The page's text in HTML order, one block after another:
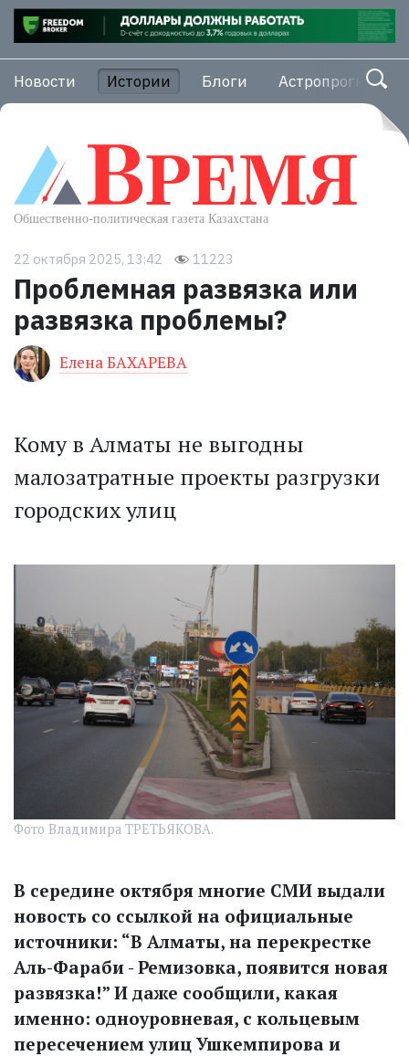
Новости Истории Блоги Астропрогноз
22 октября 2025, 13:42 11223
Проблемная развязка или
развязка проблемы?
Елена БАХАРЕВА
Кому в Алматы не выгодны
малозатратные проекты разгрузки
городских улиц
Фото Владимира ТРЕТЬЯКОВА.
В середине октября многие СМИ выдали
новость со ссылкой на официальные
источники: “В Алматы, на перекрестке
Аль-Фараби - Ремизовка, появится новая
развязка!” И даже сообщили, какая
именно: одноуровневая, с кольцевым
пересечением улиц Ушкемпирова и